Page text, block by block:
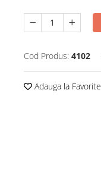
Cod Produs: 4102
Adauga la Favorite